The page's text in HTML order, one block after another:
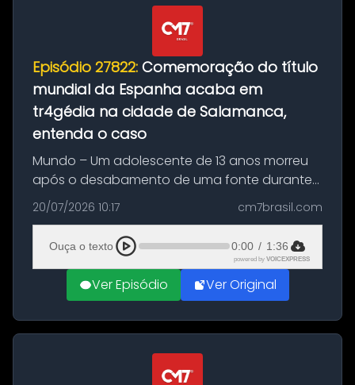
Episódio 27822: Comemoração do título
mundial da Espanha acaba em
tr4gédia na cidade de Salamanca,
entenda o caso
Mundo – Um adolescente de 13 anos morreu
após o desabamento de uma fonte durante
as comemorações pelo título da Copa do
Mundo conquistado pela Espanha, em
Ciudad Rodrigo, na província de Salamanca,
no...
20/07/2026 10:17 cm7brasil.com
Ouça o texto 0:00 / 1:36
powered by VOICEXPRESS
Ver Episódio Ver Original